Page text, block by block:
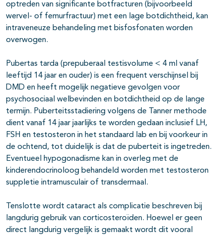
optreden van significante botfracturen (bijvoorbeeld
wervel- of femurfractuur) met een lage botdichtheid, kan
intraveneuze behandeling met bisfosfonaten worden
overwogen.
Pubertas tarda (prepuberaal testisvolume < 4 ml vanaf
leeftijd 14 jaar en ouder) is een frequent verschijnsel bij
DMD en heeft mogelijk negatieve gevolgen voor
psychosociaal welbevinden en botdichtheid op de lange
termijn. Puberteitsstadiering volgens de Tanner methode
dient vanaf 14 jaar jaarlijks te worden gedaan inclusief LH,
FSH en testosteron in het standaard lab en bij voorkeur in
de ochtend, tot duidelijk is dat de puberteit is ingetreden.
Eventueel hypogonadisme kan in overleg met de
kinderendocrinoloog behandeld worden met testosteron
suppletie intramusculair of transdermaal.
Tenslotte wordt cataract als complicatie beschreven bij
langdurig gebruik van corticosteroïden. Hoewel er geen
direct langdurig vergelijk is gemaakt wordt dit vooral